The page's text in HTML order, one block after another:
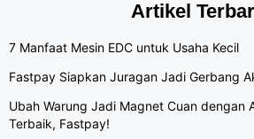
Artikel
7 Manfaat Mesin EDC untuk Usaha Kecil
Fastpay Siapkan Juragan Jadi Gerbang
Ubah Warung Jadi Magnet Cuan dengan
Terbaik, Fastpay!